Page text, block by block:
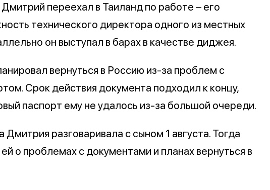
переехал в Таиланд по работе – его
технического директора одного из местных
он выступал в барах в качестве диджея.
вернуться в Россию из-за проблем с
Срок действия документа подходил к концу,
паспорт ему не удалось из-за большой очереди.
разговаривала с сыном 1 августа. Тогда
о проблемах с документами и планах вернуться в